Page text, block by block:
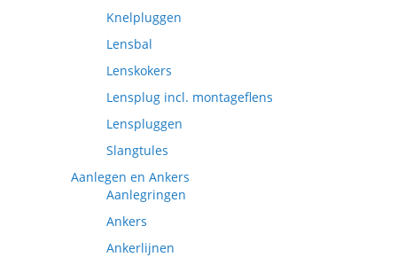
Knelpluggen
Lensbal
Lenskokers
Lensplug incl. montageflens
Lenspluggen
Slangtules
Aanlegen en Ankers
Aanlegringen
Ankers
Ankerlijnen